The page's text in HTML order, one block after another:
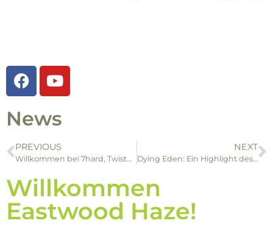
News
PREVIOUS
Willkommen bei 7hard, Twisted Rose
NEXT
Dying Eden: Ein Highlight des europäischen Extreme Metal
Willkommen
Eastwood Haze!